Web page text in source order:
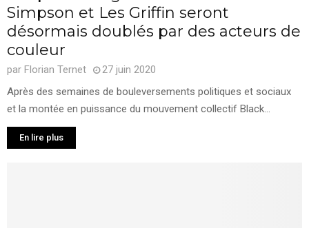
Simpson et Les Griffin seront
désormais doublés par des acteurs de
couleur
par Florian Ternet
27 juin 2020
Après des semaines de bouleversements politiques et sociaux
et la montée en puissance du mouvement collectif Black...
En lire plus